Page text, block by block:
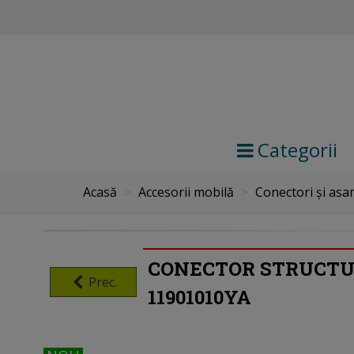
Categorii
Acasă Accesorii mobilă Conectori și
Prec.
CONECTOR
11901010YA